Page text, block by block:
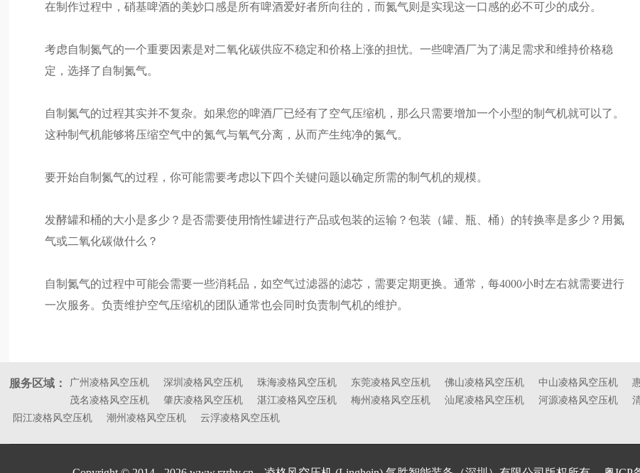
在制作过程中，硝基啤酒的美妙口感是所有啤酒爱好者所向往的，而氮气则是实现这一口感的必不可少的成分。
考虑自制氮气的一个重要因素是对二氧化碳供应不稳定和价格上涨的担忧。一些啤酒厂为了满足需求和维持价格稳
定，选择了自制氮气。
自制氮气的过程其实并不复杂。如果您的啤酒厂已经有了空气压缩机，那么只需要增加一个小型的制气机就可以了。
这种制气机能够将压缩空气中的氮气与氧气分离，从而产生纯净的氮气。
要开始自制氮气的过程，你可能需要考虑以下四个关键问题以确定所需的制气机的规模。
发酵罐和桶的大小是多少？是否需要使用惰性罐进行产品或包装的运输？包装（罐、瓶、桶）的转换率是多少？用氮
气或二氧化碳做什么？
自制氮气的过程中可能会需要一些消耗品，如空气过滤器的滤芯，需要定期更换。通常，每4000小时左右就需要进行
一次服务。负责维护空气压缩机的团队通常也会同时负责制气机的维护。
服务区域： 广州凌格风空压机 深圳凌格风空压机 珠海凌格风空压机 东莞凌格风空压机 佛山凌格风空压机 中山凌格风空压机
茂名凌格风空压机
肇庆凌格风空压机 湛江凌格风空压机 梅州凌格风空压机 汕尾凌格风空压机 河源凌格风空压机
阳江凌格风空压机
潮州凌格风空压机 云浮凌格风空压机